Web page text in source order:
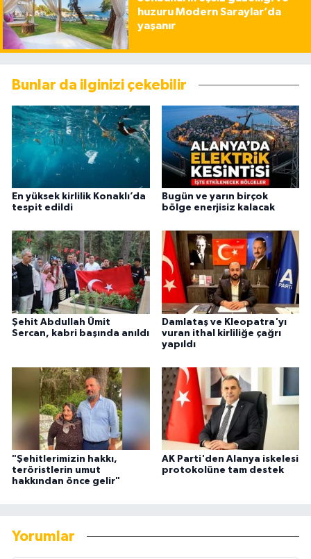
huzuru Modern Saraylar’da
yaşanır
Bunlar da ilginizi çekebilir
En yüksek kirlilik Konaklı’da
tespit edildi
Bugün ve yarın birçok
bölge enerjisiz kalacak
Şehit Abdullah Ümit
Sercan, kabri başında anıldı
Damlataş ve Kleopatra'yı
vuran ithal kirliliğe çağrı
yapıldı
"Şehitlerimizin hakkı,
teröristlerin umut
hakkından önce gelir"
AK Parti'den Alanya iskelesi
protokolüne tam destek
Yorumlar